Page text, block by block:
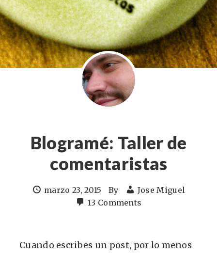
Blogramé: Taller de
comentaristas
marzo 23, 2015 By
Jose Miguel
13 Comments
Cuando escribes un post, por lo menos